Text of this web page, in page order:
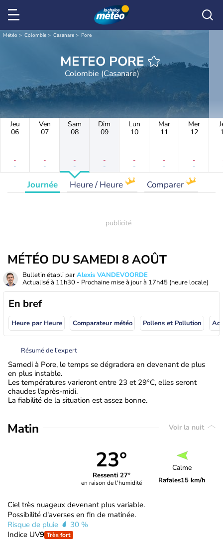
Météo Colombie Casanare Pore
METEO PORE
Colombie (Casanare)
Jeu
06
-
-
Ven
07
-
-
Sam
08
-
-
Dim
09
-
-
Lun
10
-
-
Mar
11
-
-
Mer
12
-
-
Journée Heure / Heure Comparer
MÉTÉO DU SAMEDI 8 AOÛT
Bulletin établi parAlexis VANDEVOORDE
Actualisé à 11h30 - Prochaine mise à jour à 17h45 (heure locale)
En bref
Heure par Heure Comparateur météo Pollens et Pollution
Résumé de l’expert
Samedi à Pore, le temps se dégradera en devenant de plus
en plus instable.
Les températures varieront entre 23 et 29°C, elles seront
chaudes l'après-midi.
La fiabilité de la situation est assez bonne.
Matin Voir la nuit
23°
Ressenti 27°
en raison de l'humidité
Calme
Rafales15 km/h
Ciel très nuageux devenant plus variable.
Possibilité d'averses en fin de matinée.
Risque de pluie
30 %
Indice UV9 Très fort